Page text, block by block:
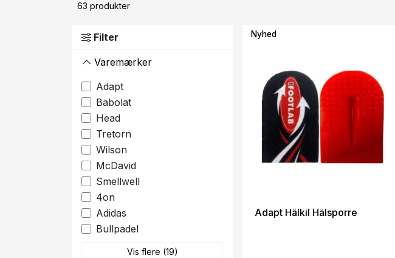
63 produkter
Filter
Varemærker
Adapt
Babolat
Head
Tretorn
Wilson
McDavid
Smellwell
4on
Adidas
Bullpadel
Vis flere (19)
Nyhed
Adapt Hälkil Hälsporre